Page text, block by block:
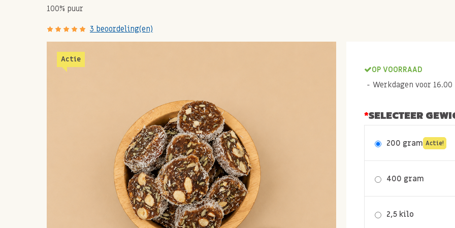
100% puur
3 beoordeling(en)
Actie
OP VOORRAAD
Werkdagen voor
SELECTEER
200 gram Actie!
400 gram
2,5 kilo